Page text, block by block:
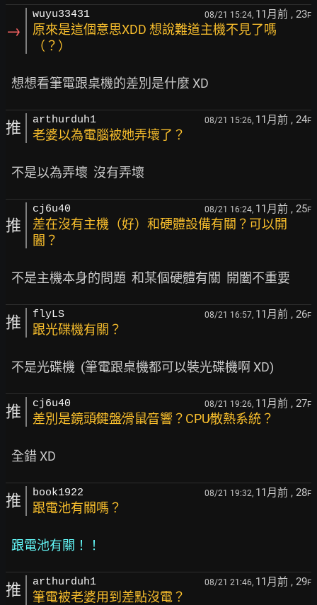
→
wuyu33431 08/21 15:24, 11月前 , 23F
原來是這個意思XDD 想說難道主機不見了嗎
（？）
推 arthurduh1 08/21 15:26, 11月前 , 24F
老婆以為電腦被她弄壞了？
推
cj6u40 08/21 16:24, 11月前 , 25F
差在沒有主機（好）和硬體設備有關？可以開
闔？
推 flyLS 08/21 16:57, 11月前 , 26F
跟光碟機有關？
推 cj6u40 08/21 19:26, 11月前 , 27F
差別是鏡頭∕鍵盤∕滑鼠∕音響？CPU∕散熱系統？
推 book1922 08/21 19:32, 11月前 , 28F
跟電池有關嗎？
跟電池有關！！
推 arthurduh1 08/21 21:46, 11月前 , 29F
筆電被老婆用到差點沒電？